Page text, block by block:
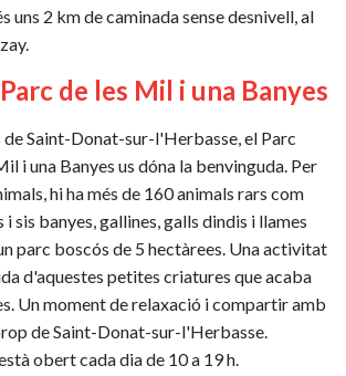
uns 2 km de caminada sense desnivell, al
de les Mil i una Banyes
de Saint-Donat-sur-l'Herbasse, el Parc
i una Banyes us dóna la benvinguda. Per
hi ha més de 160 animals rars com
sis banyes, gallines, galls dindis i llames
parc boscós de 5 hectàrees. Una activitat
d'aquestes petites criatures que acaba
Un moment de relaxació i compartir amb
de Saint-Donat-sur-l'Herbasse.
obert cada dia de 10 a 19 h.